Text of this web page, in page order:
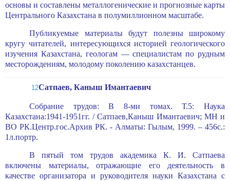
основы и составлены металлогенические и прогнозные карты
Центрального Казах­стана в полумиллионном масштабе.
Публикуемые материалы будут полезны широкому
кругу читателей, интересующихся историей геологического
изучения Казахстана, геоло­гам — специалистам по рудным
месторождениям, молодому поколению казахстанцев.
12Сатпаев,Каныш Имантаевич
Собрание трудов: В 8-ми томах. Т.5: Наука
Казахстана:1941-1951гг. / Сатпаев,Каныш Имантаевич; МН и
ВО РК.Центр.гос.Архив РК. - Алматы: Гылым, 1999. – 456с.:
1л.портр.
В пятый том трудов академика К. И. Сатпаева
включены материалы, отражаю­щие его деятельность в
качестве организатора и руководителя науки Казахстана с